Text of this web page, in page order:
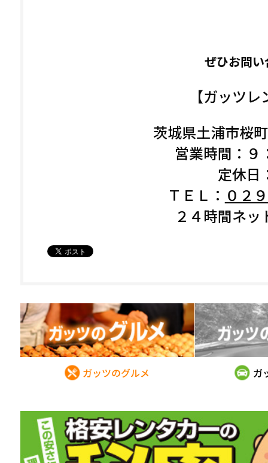
ぜひお問
【ガッツ
茨城県土浦市桜
営業時間：９
定休日
ＴＥＬ： ０２
２４時間ネ
ガッツのグルメ ガ